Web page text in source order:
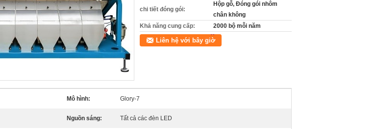
chi tiết đóng gói:
Hộp gỗ, Đóng gói nhôm
chân không
Khả năng cung cấp:
2000 bộ mỗi năm
Liên hệ với bây giờ
Mô hình: Glory-7
Nguồn sáng: Tất cả các đèn LED